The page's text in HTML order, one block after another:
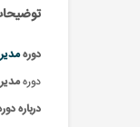
دوره
دوره
درباره